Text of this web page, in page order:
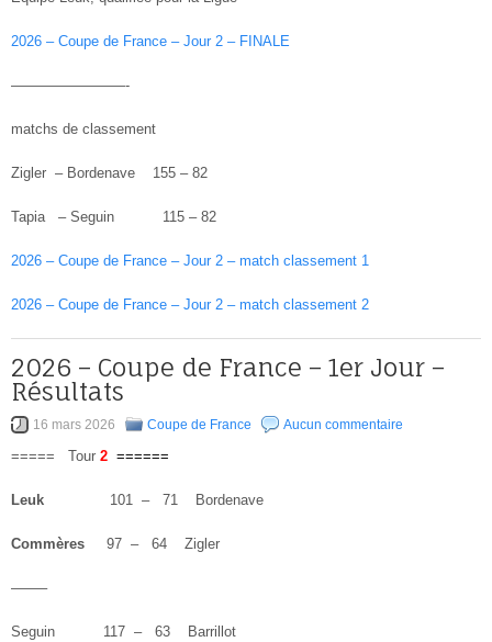
2026 – Coupe de France – Jour 2 – FINALE
————————-
matchs de classement
Zigler – Bordenave 155 – 82
Tapia – Seguin 115 – 82
2026 – Coupe de France – Jour 2 – match classement 1
2026 – Coupe de France – Jour 2 – match classement 2
2026 – Coupe de France – 1er Jour –
Résultats
16 mars 2026 Coupe de France Aucun commentaire
===== Tour 2 ======
Leuk 101 – 71 Bordenave
Commères 97 – 64 Zigler
——–
Seguin 117 – 63 Barrillot